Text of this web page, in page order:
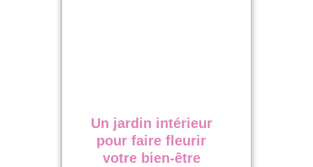
Un jardin intérieur
pour faire fleurir
votre bien-être